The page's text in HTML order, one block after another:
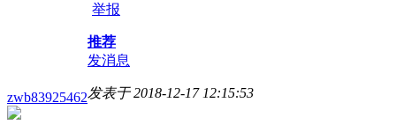
举报
zwb83925462
推荐
发消息
发表于 2018-12-17 12:15:53